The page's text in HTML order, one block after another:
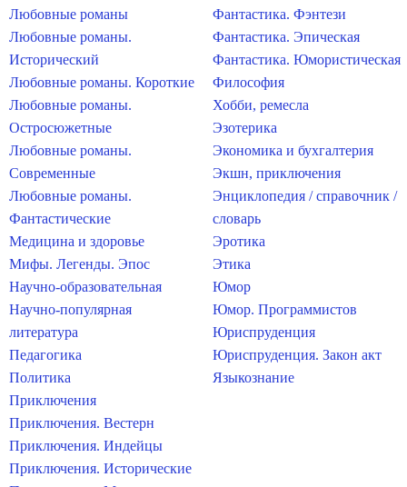
Любовные романы
Любовные романы.
Исторический
Любовные романы. Короткие
Любовные романы.
Остросюжетные
Любовные романы.
Современные
Любовные романы.
Фантастические
Медицина и здоровье
Мифы. Легенды. Эпос
Научно-образовательная
Научно-популярная
литература
Педагогика
Политика
Приключения
Приключения. Вестерн
Приключения. Индейцы
Приключения. Исторические
Фантастика. Фэнтези
Фантастика. Эпическая
Фантастика. Юмористическая
Философия
Хобби, ремесла
Эзотерика
Экономика и бухгалтерия
Экшн, приключения
Энциклопедия / справочник /
словарь
Эротика
Этика
Юмор
Юмор. Программистов
Юриспруденция
Юриспруденция. Закон акт
Языкознание